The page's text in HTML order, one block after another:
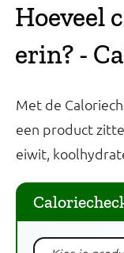
Hoeveel
erin? -
Met de
een product
eiwit,